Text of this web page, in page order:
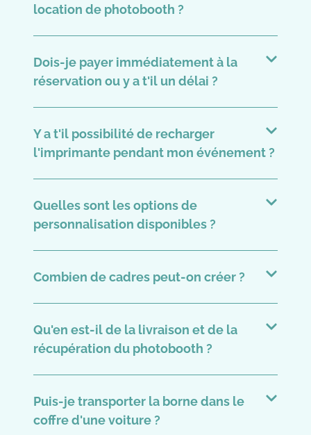
location de photobooth ?
Dois-je payer immédiatement à la
réservation ou y a t'il un délai ?
Y a t'il possibilité de recharger
l'imprimante pendant mon événement ?
Quelles sont les options de
personnalisation disponibles ?
Combien de cadres peut-on créer ?
Qu'en est-il de la livraison et de la
récupération du photobooth ?
Puis-je transporter la borne dans le
coffre d'une voiture ?